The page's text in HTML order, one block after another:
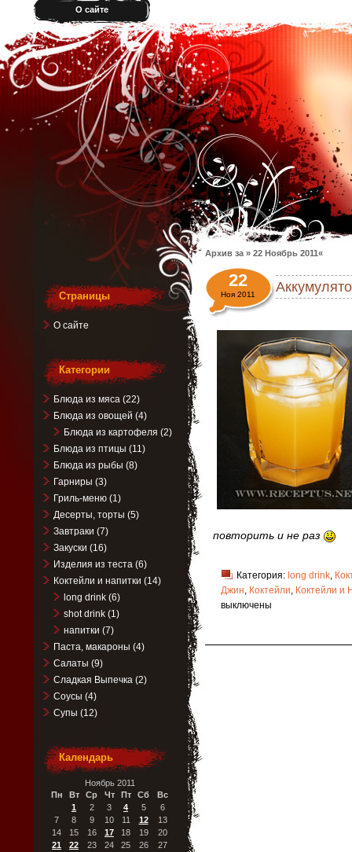
О сайте
Архив за » 22 Ноябрь 2011«
22
Ноя 2011
повторить и не раз
Категория: long drink,
Джин, Коктейли, Коктейли и
выключены
Страницы
О сайте
Категории
Блюда из мяса(22)
Блюда из овощей (4)
Блюда из картофеля (2)
Блюда из птицы (11)
Блюда из рыбы (8)
Гарниры (3)
Гриль-меню(1)
Десерты, торты (5)
Завтраки (7)
Закуски (16)
Изделия из теста(6)
Коктейли и напитки (14)
long drink(6)
shot drink(1)
напитки (7)
Паста, макароны (4)
Салаты (9)
Сладкая Выпечка(2)
Соусы (4)
Супы (12)
Календарь
Ноябрь 2011
Пн
Вт Ср Чт Пт Сб Вс
1 2 3 4 5
6
7
8 9 10 11 12
13
14
15 16 17 18 19
20
21
22 23 24 25 26
27